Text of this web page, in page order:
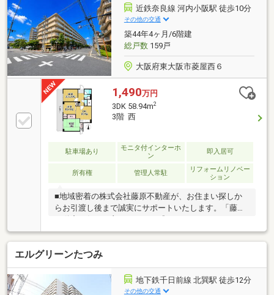
ターオープンサッシ◆リビングを見渡せるオープンキ
ッチン◆1418サイズの浴室---セキュリティ---◆オート
ロックシステム◆共用部の主要個所に防犯カメラ設置
近鉄奈良線 河内小阪駅 徒歩10分
その他の交通
築44年4ヶ月/6階建
総戸数159戸
大阪府東大阪市菱屋西６
1,490万円
3DK 58.94m2
3階 西
駐車場あり
モニタ付インターホ
ン
即入居可
所有権 管理人常駐
リフォームリノベー
ション
■地域密着の株式会社藤原不動産が、お住まい探しか
らお引渡し後まで誠実にサポートいたします。「藤原
一人ひとりのお客様に寄り添ったご提案を心掛けてい
ます。■住宅ローン相談無料！提携金融機関多数。お
借入れやお車のローンなどがある方も、おまとめロー
ンを含め最適な資金計画をご提案いたします。■住宅
購入・住み替え・売却までワンストップで対応。資金
計画や住宅ローンに不安のある方、他社で審査が難し
エルグリーンたつみ
地下鉄千日前線 北巽駅 徒歩12分
その他の交通